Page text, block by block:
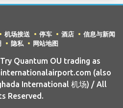
机场接送 停车 酒店
信息与新闻
隐私 网站地图
Quantum OU trading as
(also
International 机场) / All
Reserved.